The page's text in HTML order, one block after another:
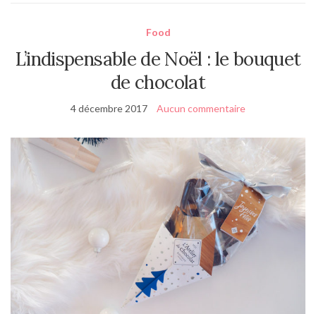
Food
L’indispensable de Noël : le bouquet
de chocolat
4 décembre 2017 Aucun commentaire